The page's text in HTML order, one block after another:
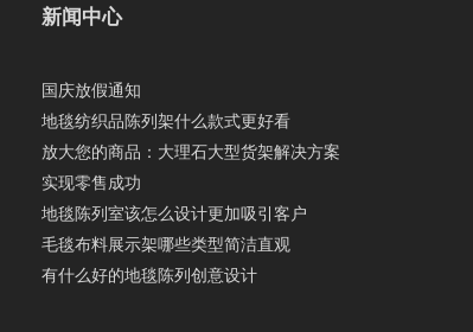
新闻中心
国庆放假通知
地毯纺织品陈列架什么款式更好看
放大您的商品：大理石大型货架解决方案
实现零售成功
地毯陈列室该怎么设计更加吸引客户
毛毯布料展示架哪些类型简洁直观
有什么好的地毯陈列创意设计